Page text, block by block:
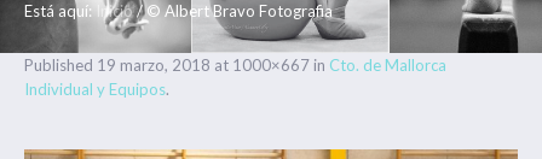
Está aquí: Inicio/© Albert Bravo Fotografia
Published 19 marzo, 2018 at 1000×667 in Cto. de Mallorca
Individual y Equipos.